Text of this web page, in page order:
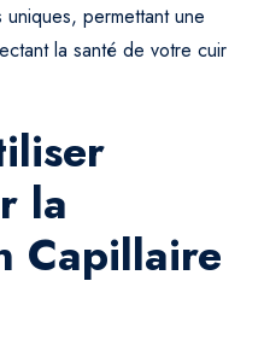
permettant une
la santé de votre cuir
la
Capillaire